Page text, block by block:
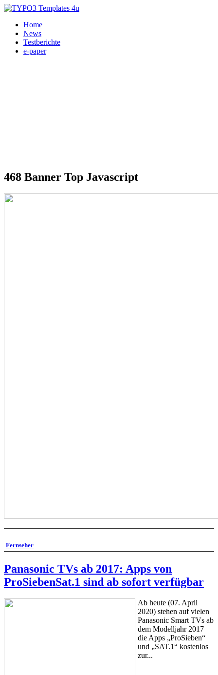
Home
News
Testberichte
e-paper
468 Banner Top Javascript
Fernseher
Panasonic TVs ab 2017: Apps von
ProSiebenSat.1 sind ab sofort verfügbar
Ab heute (07. April
2020) stehen auf vielen
Panasonic Smart TVs ab
dem Modelljahr 2017
die Apps „ProSieben“
und „SAT.1“ kostenlos
zur...